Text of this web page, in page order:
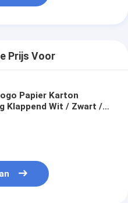
Prijs Voor
Papier Karton
Klappend Wit / Zwart /